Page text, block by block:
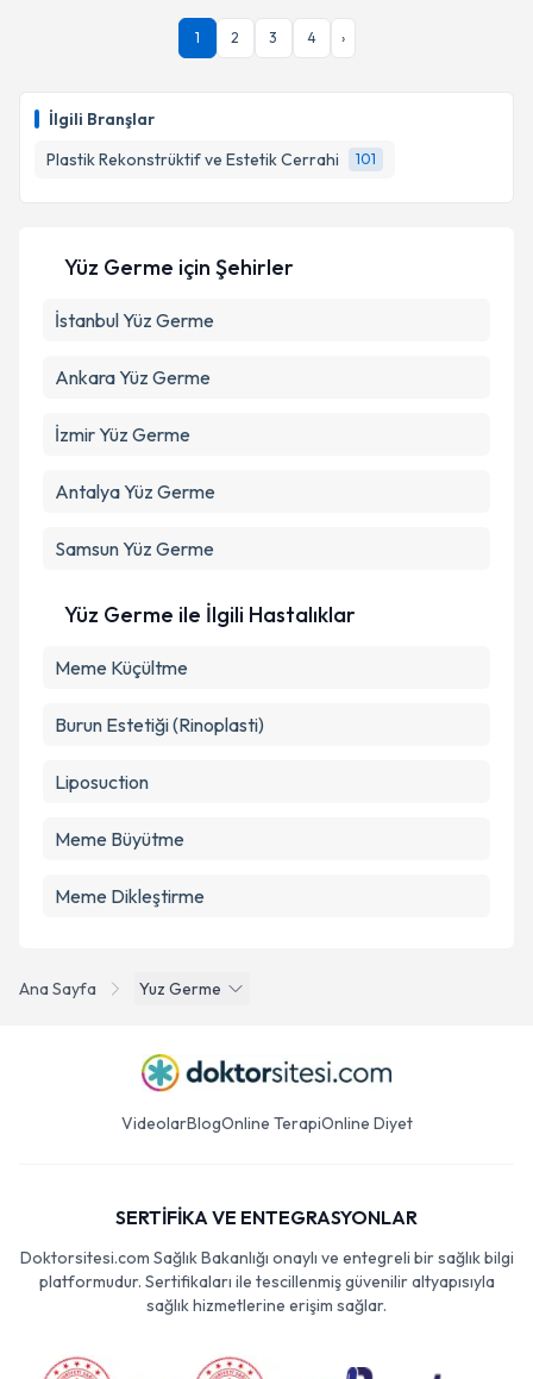
İlgili Branşlar
Plastik Rekonstrüktif ve Estetik Cerrahi
101
1 2 3 4 ›
Ana Sayfa Yuz Germe
Yüz Germe için Şehirler
İstanbulYüz Germe
AnkaraYüz Germe
İzmirYüz Germe
AntalyaYüz Germe
SamsunYüz Germe
Yüz Germe ile İlgili Hastalıklar
Meme Küçültme
Burun Estetiği (Rinoplasti)
Liposuction
Meme Büyütme
Meme Dikleştirme
VideolarBlogOnline TerapiOnline Diyet
SERTİFİKA VE ENTEGRASYONLAR
Doktorsitesi.com Sağlık Bakanlığı onaylı ve entegreli bir sağlık bilgi
platformudur. Sertifikaları ile tescillenmiş güvenilir altyapısıyla
sağlık hizmetlerine erişim sağlar.